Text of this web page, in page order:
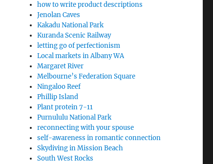
how to write product descriptions
Jenolan Caves
Kakadu National Park
Kuranda Scenic Railway
letting go of perfectionism
Local markets in Albany WA
Margaret River
Melbourne’s Federation Square
Ningaloo Reef
Phillip Island
Plant protein 7-11
Purnululu National Park
reconnecting with your spouse
self-awareness in romantic connection
Skydiving in Mission Beach
South West Rocks